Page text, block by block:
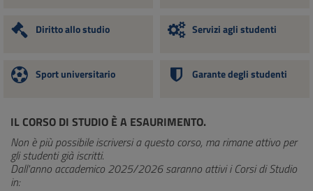
Diritto allo studio Servizi agli studenti
Sport universitario Garante degli studenti
IL CORSO DI STUDIO È A ESAURIMENTO.
Non è più possibile iscriversi a questo corso, ma rimane attivo per
gli studenti già iscritti.
Dall'anno accademico 2025/2026 saranno attivi i Corsi di Studio
in: